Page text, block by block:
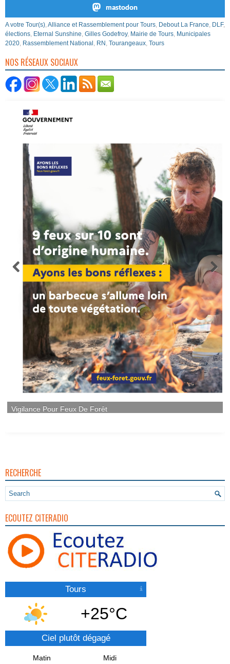
mastodon
A votre Tour(s),Alliance et Rassemblement pour Tours, Debout La France, DLF,
élections, Eternal Sunshine, Gilles Godefroy, Mairie de Tours, Municipales
2020, Rassemblement National , RN , Tourangeaux, Tours
NOS RÉSEAUX SOCIAUX
RECHERCHE
ECOUTEZ CITERADIO
Tours
+25°C
Ciel plutôt dégagé
Matin Midi